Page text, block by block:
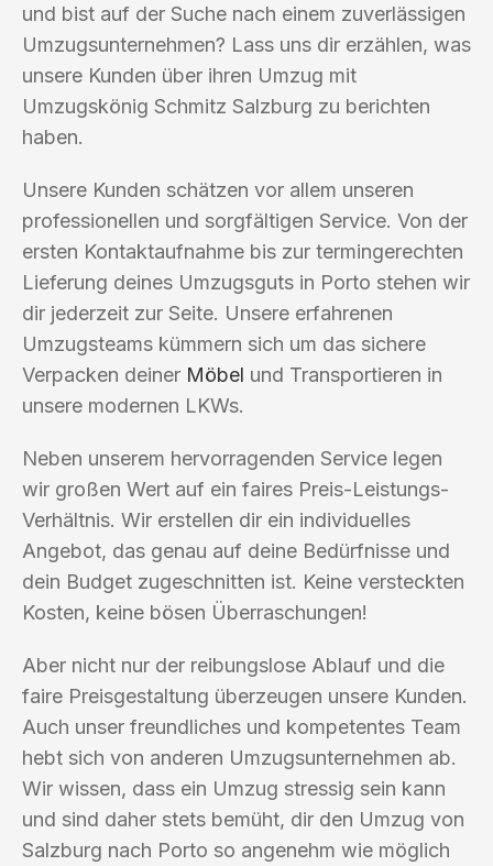
und bist auf der Suche nach einem zuverlässigen
Umzugsunternehmen? Lass uns dir erzählen, was
unsere Kunden über ihren Umzug mit
Umzugskönig Schmitz Salzburg zu berichten
haben.
Unsere Kunden schätzen vor allem unseren
professionellen und sorgfältigen Service. Von der
ersten Kontaktaufnahme bis zur termingerechten
Lieferung deines Umzugsguts in Porto stehen wir
dir jederzeit zur Seite. Unsere erfahrenen
Umzugsteams kümmern sich um das sichere
Verpacken deiner Möbel und Transportieren in
unsere modernen LKWs.
Neben unserem hervorragenden Service legen
wir großen Wert auf ein faires Preis-Leistungs-
Verhältnis. Wir erstellen dir ein individuelles
Angebot, das genau auf deine Bedürfnisse und
dein Budget zugeschnitten ist. Keine versteckten
Kosten, keine bösen Überraschungen!
Aber nicht nur der reibungslose Ablauf und die
faire Preisgestaltung überzeugen unsere Kunden.
Auch unser freundliches und kompetentes Team
hebt sich von anderen Umzugsunternehmen ab.
Wir wissen, dass ein Umzug stressig sein kann
und sind daher stets bemüht, dir den Umzug von
Salzburg nach Porto so angenehm wie möglich